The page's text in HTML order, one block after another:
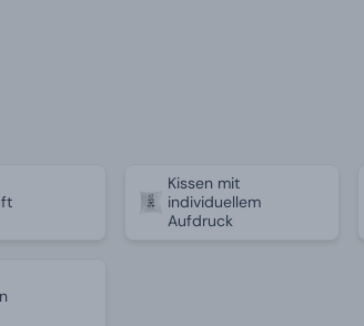
Kissen mit
individuellem
Aufdruck